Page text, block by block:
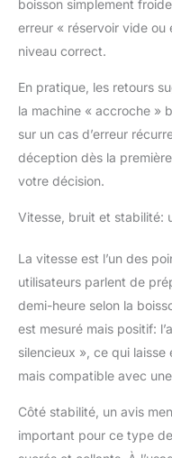
boisson simplement
erreur « réservoir vide ou
niveau correct.
En pratique, les retours
la machine « accroche »
sur un cas d’erreur
déception dès la
votre décision.
Vitesse, bruit et stabilité:
La vitesse est l’un des
utilisateurs parlent de
demi-heure selon la
est mesuré mais positif:
silencieux », ce qui
mais compatible avec
Côté stabilité, un avis
important pour ce type